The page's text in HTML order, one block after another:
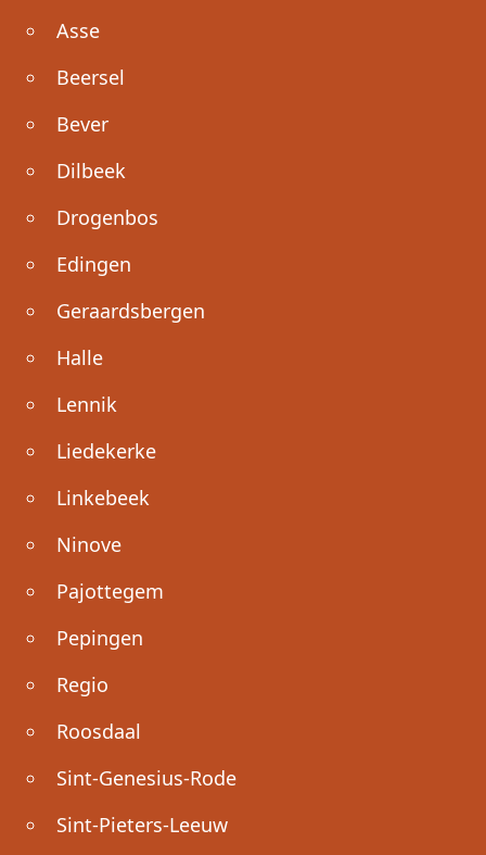
Asse
Beersel
Bever
Dilbeek
Drogenbos
Edingen
Geraardsbergen
Halle
Lennik
Liedekerke
Linkebeek
Ninove
Pajottegem
Pepingen
Regio
Roosdaal
Sint-Genesius-Rode
Sint-Pieters-Leeuw